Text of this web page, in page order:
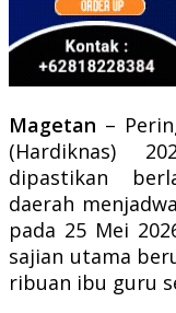
Magetan –
(Hardiknas)
dipastikan
daerah
pada 25 Mei
sajian utama
ribuan ibu guru